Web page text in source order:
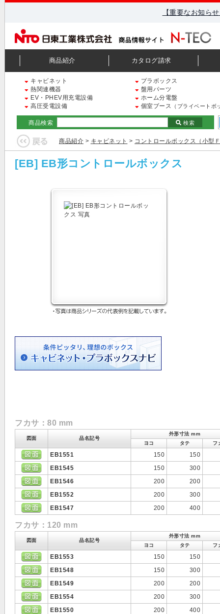
【重要なお知ら
商品紹介 カタログ請求
キャビネット
プラボックス
熱関連機器
盤用パーツ
EV・PHEV用充電設備
ホーム分電盤
高圧受電設備
個室ブース （プライベートボ
商品検索 検索
商品紹介 > キャビネット > コントロールボックス（小型
[EB] EB形コントロールボックス
フカサ：80 mm
図面 品名記号
外形寸法 mm
ヨコ
タテ フ
EB1551 150
150
EB1545
150
300
EB1546
200
200
EB1552
200
300
EB1547
200 400
フカサ：120 mm
図面 品名記号
外形寸法 mm
ヨコ
タテ フ
EB1553 150
150
EB1548
150
300
EB1549
200
200
EB1554
200
300
EB1550
200
400